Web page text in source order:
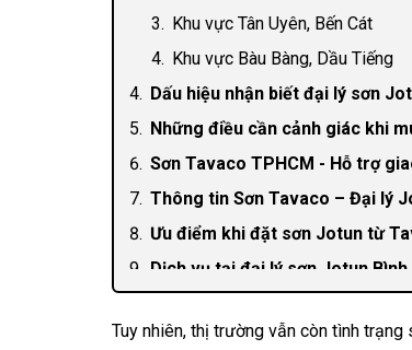
Khu vực Tân Uyên, Bến Cát
Khu vực Bàu Bàng, Dầu Tiếng
Dấu hiệu nhận biết đại lý sơn
Những điều cần cảnh giác khi
Sơn Tavaco TPHCM - Hỗ trợ
Thông tin Sơn Tavaco – Đại lý
Ưu điểm khi đặt sơn Jotun từ
Dịch vụ tại đại lý sơn Jotun Bình
Kinh nghiệm mua sơn Jotun
Tuy nhiên, thị trường vẫn còn tình